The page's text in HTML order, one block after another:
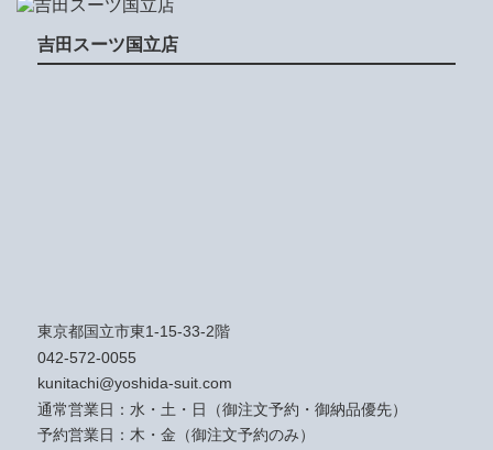
吉田スーツ国立店
東京都国立市東1-15-33-2階
042-572-0055
kunitachi@yoshida-suit.com
通常営業日：水・土・日（御注文予約・御納品優先）
予約営業日：木・金（御注文予約のみ）